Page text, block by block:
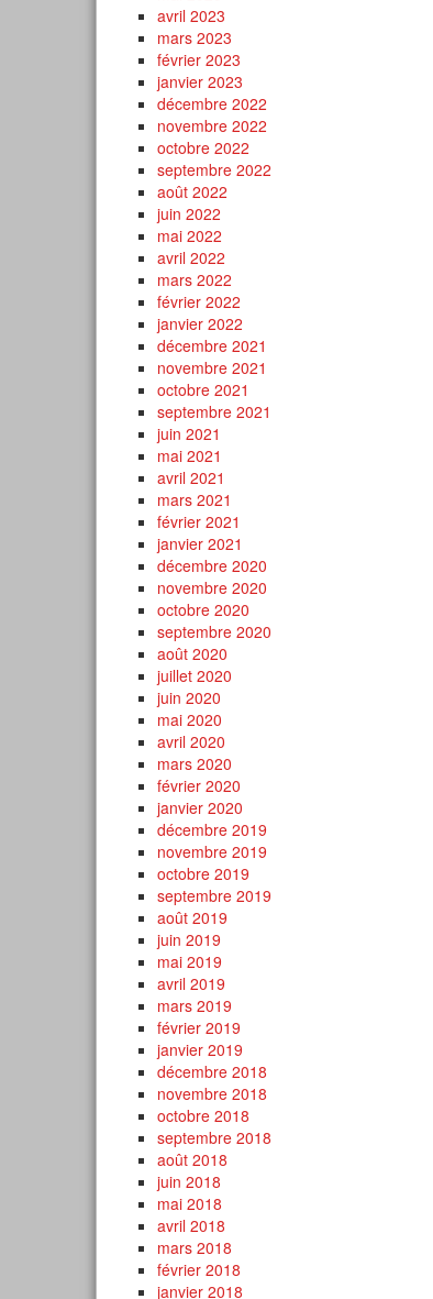
avril 2023
mars 2023
février 2023
janvier 2023
décembre 2022
novembre 2022
octobre 2022
septembre 2022
août 2022
juin 2022
mai 2022
avril 2022
mars 2022
février 2022
janvier 2022
décembre 2021
novembre 2021
octobre 2021
septembre 2021
juin 2021
mai 2021
avril 2021
mars 2021
février 2021
janvier 2021
décembre 2020
novembre 2020
octobre 2020
septembre 2020
août 2020
juillet 2020
juin 2020
mai 2020
avril 2020
mars 2020
février 2020
janvier 2020
décembre 2019
novembre 2019
octobre 2019
septembre 2019
août 2019
juin 2019
mai 2019
avril 2019
mars 2019
février 2019
janvier 2019
décembre 2018
novembre 2018
octobre 2018
septembre 2018
août 2018
juin 2018
mai 2018
avril 2018
mars 2018
février 2018
janvier 2018